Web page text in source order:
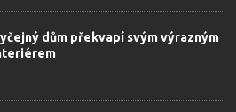
dům překvapí svým výrazným